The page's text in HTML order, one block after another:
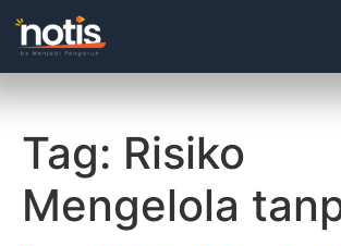
Tag: Risiko
Mengelola